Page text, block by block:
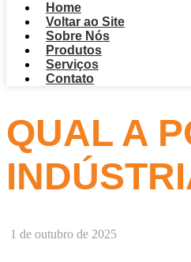
Home
Voltar ao Site
Sobre Nós
Produtos
Serviços
Contato
QUAL A
1 de outubro de 2025